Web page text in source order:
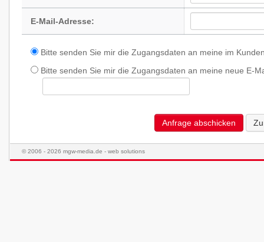
E-Mail-Adresse:
Bitte senden Sie mir die Zugangsdaten an meine im
Bitte senden Sie mir die Zugangsdaten an meine neue E-
Anfrage abschicken
© 2006 - 2026 mgw-media.de - web solutions